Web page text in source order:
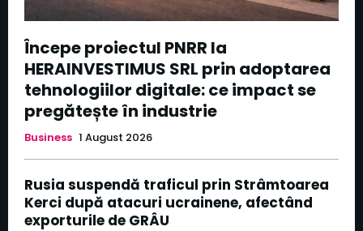
Începe proiectul PNRR la
HERAINVESTIMUS SRL prin adoptarea
tehnologiilor digitale: ce impact se
pregătește în industrie
Business 1 August 2026
Rusia suspendă traficul prin Strâmtoarea
Kerci după atacuri ucrainene, afectând
exporturile de GRÂU